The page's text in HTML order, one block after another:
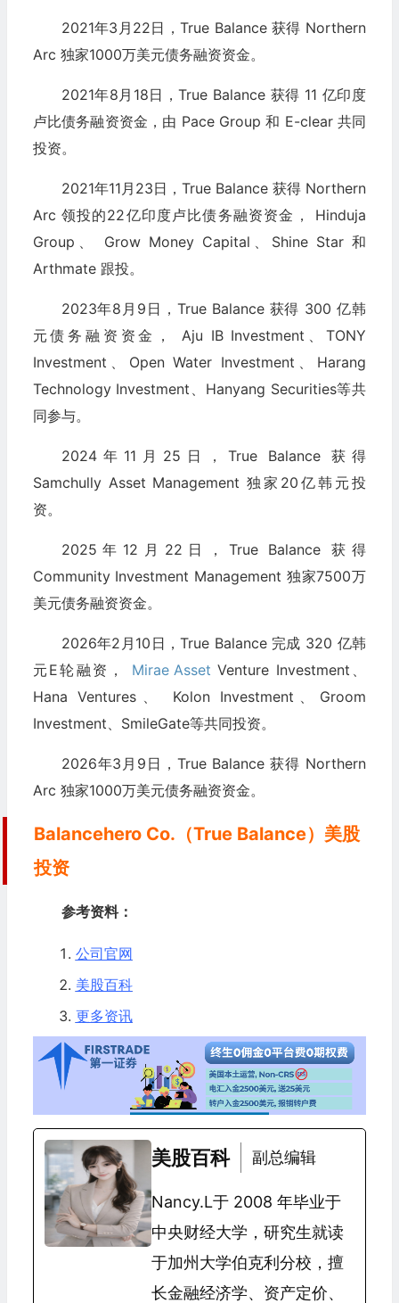
2021年3月22日，True Balance 获得 Northern
Arc 独家1000万美元债务融资资金。
2021年8月18日，True Balance 获得 11 亿印度
卢比债务融资资金，由 Pace Group 和 E-clear 共同
投资。
2021年11月23日，True Balance 获得 Northern
Arc 领投的22亿印度卢比债务融资资金， Hinduja
Group、 Grow Money Capital、Shine Star 和
Arthmate 跟投。
2023年8月9日，True Balance 获得 300 亿韩
元债务融资资金， Aju IB Investment、TONY
Investment、Open Water Investment、Harang
Technology Investment、Hanyang Securities等共
同参与。
2024年11月25日，True Balance 获得
Samchully Asset Management 独家20亿韩元投
资。
2025年12月22日，True Balance 获得
Community Investment Management 独家7500万
美元债务融资资金。
2026年2月10日，True Balance 完成 320 亿韩
元E轮融资， Mirae Asset Venture Investment、
Hana Ventures、 Kolon Investment、Groom
Investment、SmileGate等共同投资。
2026年3月9日，True Balance 获得 Northern
Arc 独家1000万美元债务融资资金。
Balancehero Co.（True Balance）美股
投资
参考资料：
公司官网
美股百科
更多资讯
美股百科 副总编辑
Nancy.L于 2008 年毕业于
中央财经大学，研究生就读
于加州大学伯克利分校，擅
长金融经济学、资产定价、